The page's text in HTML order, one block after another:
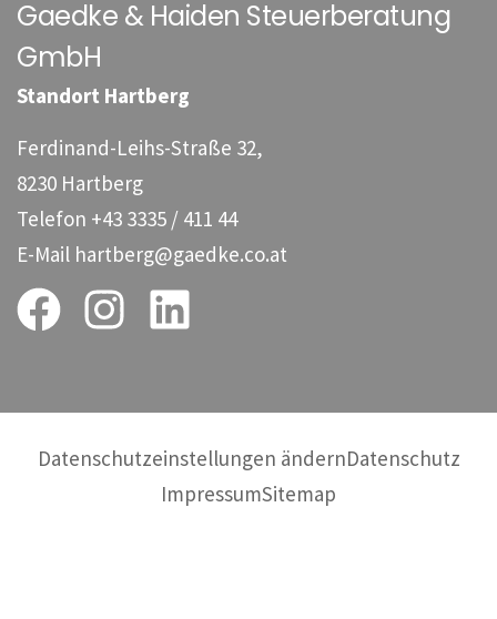
Gaedke & Haiden Steuerberatung
GmbH
Standort Hartberg
Ferdinand-Leihs-Straße 32,
8230 Hartberg
Telefon +43 3335 / 411 44
E-Mail hartberg@gaedke.co.at
Datenschutzeinstellungen ändernDatenschutz
ImpressumSitemap